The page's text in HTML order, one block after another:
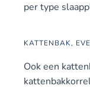
per type
KATTENBAK,
Ook een